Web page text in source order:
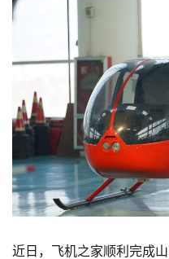
近日，飞机之家顺利完成